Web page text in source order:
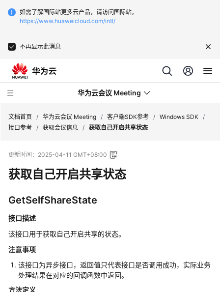
如需了解国际站更多云产品，请访问国际站。
https://www.huaweicloud.com/intl/
不再显示此消息
华为云会议 Meeting
新
动
态
服
务
公
告
品
介
绍
文档首页 / 华为云会议 Meeting / 客户端SDK参考 / Windows SDK /
接口参考 / 获取会议信息 / 获取自己开启共享状态
更新时间： 2025-04-11 GMT+08:00
获取自己开启共享状态
GetSelfShareState
接口描述
该接口用于获取自己开启共享的状态。
注意事项
该接口为异步接口，返回值只代表接口是否调用成功，实际业务
处理结果在对应的回调函数中返回。
方法定义